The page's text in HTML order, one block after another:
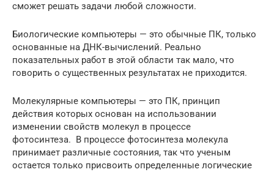
сможет решать задачи любой сложности.
Биологические компьютеры — это обычные ПК, только
основанные на ДНК-вычислений. Реально
показательных работ в этой области так мало, что
говорить о существенных результатах не приходится.
Молекулярные компьютеры — это ПК, принцип
действия которых основан на использовании
изменении свойств молекул в процессе
фотосинтеза. В процессе фотосинтеза молекула
принимает различные состояния, так что ученым
остается только присвоить определенные логические